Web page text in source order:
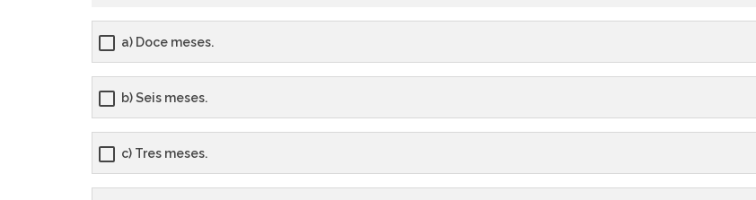
a) Doce meses.
b) Seis meses.
c) Tres meses.